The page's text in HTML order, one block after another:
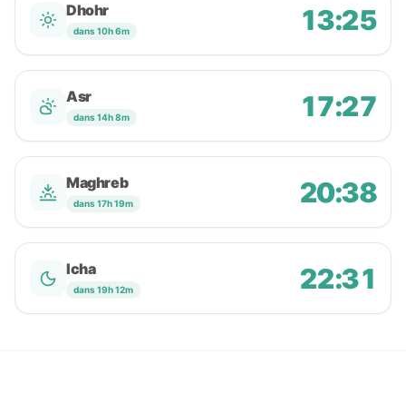
Dhohr
dans 10h 6m 13:25
Asr
dans 14h 8m 17:27
Maghreb
dans 17h 19m 20:38
Icha
dans 19h 12m 22:31